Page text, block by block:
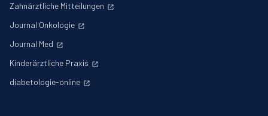
Zahnärztliche Mitteilungen
Journal Onkologie
Journal Med
Kinderärztliche Praxis
diabetologie-online